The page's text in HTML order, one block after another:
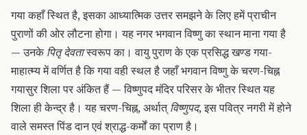
गया कहाँ स्थित है, इसका आध्यात्मिक उत्तर समझने के लिए हमें प्राचीन
पुराणों की ओर लौटना होगा। यह नगर भगवान विष्णु का स्थान माना गया है
— उनकेपितृ देवतास्वरूप का। वायु पुराण के एक प्रसिद्ध खण्ड गया-
माहात्म्य में वर्णित है कि गया वही स्थल है जहाँ भगवान विष्णु के चरण-चिह्न
गयासुर शिला पर अंकित हैं — विष्णुपद मंदिर परिसर के भीतर स्थित यह
शिला ही केन्द्र है। यह चरण-चिह्न, अर्थात्विष्णुपद, इस पवित्र नगरी में होने
वाले समस्त पिंड दान एवं श्राद्ध-कर्मों का प्राण है।